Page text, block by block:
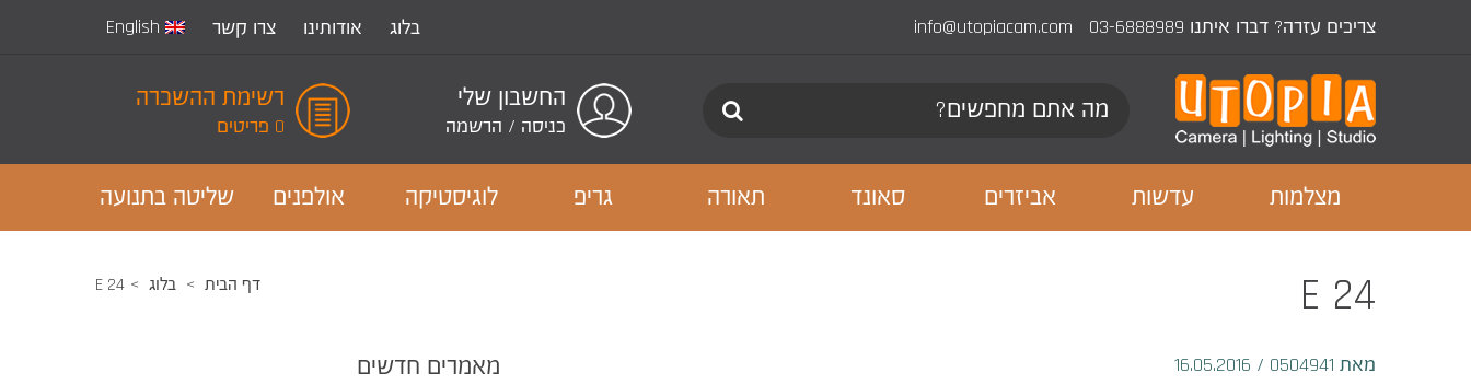
צריכים עזרה? דברו איתנו 03-6888989
info@utopiacam.com בלוג אודותינו צרו קשר English
החשבון שלי
כניסה / הרשמה
רשימת ההשכרה
0 פריטים
מצלמות עדשות אביזרים סאונד תאורה גריפ לוגיסטיקה אולפנים שליטה בתנועה
E 24 דף הבית בלוג E 24
מאת 0504941 / מאמרים חדשים